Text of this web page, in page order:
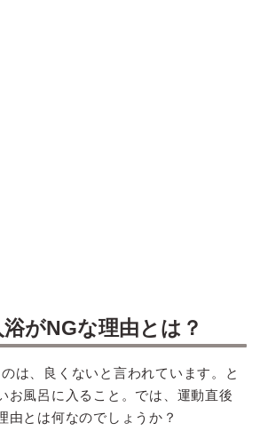
がNGな理由とは？
は、良くないと言われています。と
お風呂に入ること。では、運動直後
由とは何なのでしょうか？